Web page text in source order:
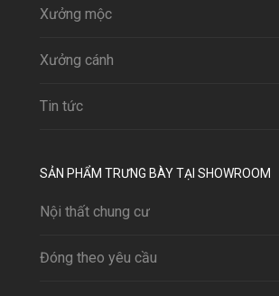
Xưởng mộc
Xưởng cánh
Tin tức
SẢN PHẨM TRƯNG BÀY TẠI SHOWROOM
Nội thất chung cư
Đóng theo yêu cầu